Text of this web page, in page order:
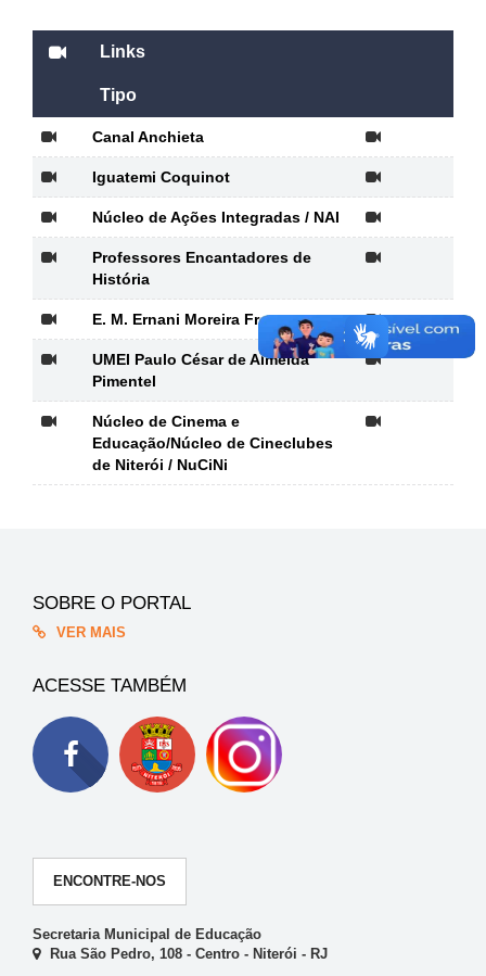
Links
Tipo
Canal Anchieta
Iguatemi Coquinot
Núcleo de Ações Integradas / NAI
Professores Encantadores de
História
E. M. Ernani Moreira Franco
UMEI Paulo César de Almeida
Pimentel
Núcleo de Cinema e
Educação/Núcleo de Cineclubes
de Niterói / NuCiNi
SOBRE O PORTAL
VER MAIS
ACESSE TAMBÉM
ENCONTRE-NOS
Secretaria Municipal de Educação
Rua São Pedro, 108 - Centro - Niterói - RJ